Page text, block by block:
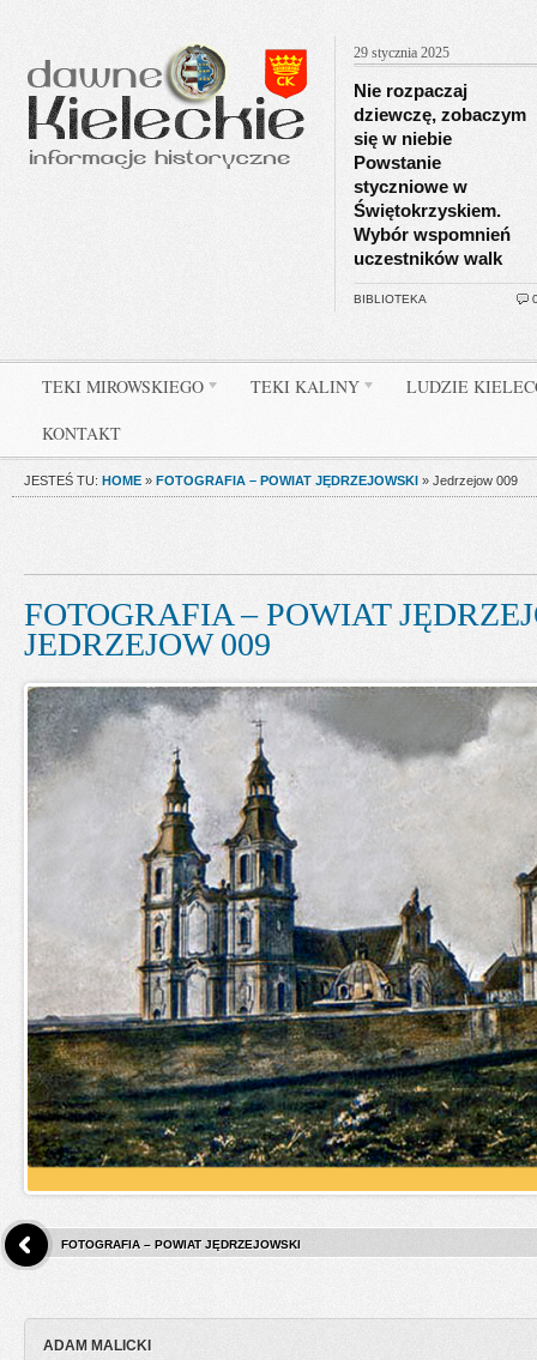
29 stycznia 2025
Nie rozpaczaj
dziewczę, zobaczym
się w niebie
Powstanie
styczniowe w
Świętokrzyskiem.
Wybór wspomnień
uczestników walk
BIBLIOTEKA
TEKI MIROWSKIEGO TEKI KALINY LUDZIE
KONTAKT
JESTEŚ TU: HOME » FOTOGRAFIA – POWIAT JĘDRZEJOWSKI » Jedrzejow 009
FOTOGRAFIA – POWIAT
JEDRZEJOW 009
FOTOGRAFIA – POWIAT JĘDRZEJOWSKI
ADAM MALICKI